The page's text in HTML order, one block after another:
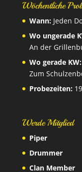
Wöchentliche
Wann:Jeden
Wo ungerade
An der
Wo gerade KW:
Zum
Probezeiten:
Werde Mitglied
Piper
Drummer
Clan Member